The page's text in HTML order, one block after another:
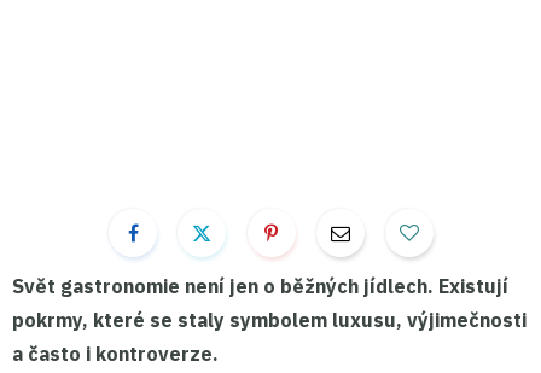
Svět gastronomie není jen o běžných jídlech. Existují
pokrmy, které se staly symbolem luxusu, výjimečnosti
a často i kontroverze.